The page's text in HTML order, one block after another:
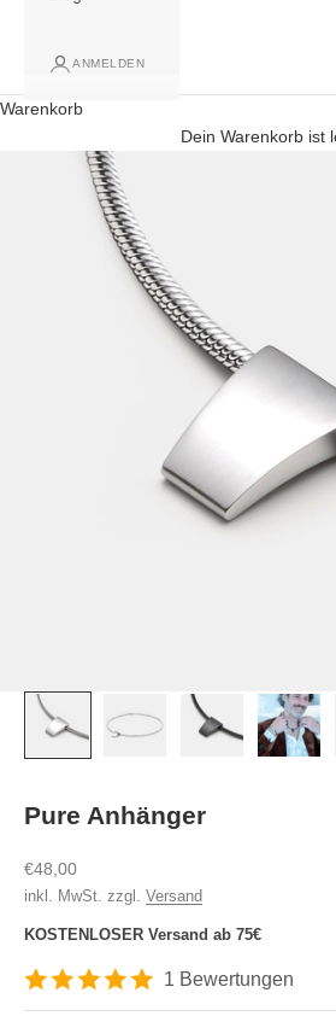
ANMELDEN
Warenkorb
Dein Warenkorb ist
Pure Anhänger
Angebot
€48,00
inkl. MwSt. zzgl. Versand
KOSTENLOSER Versand ab 75€
1 Bewertungen